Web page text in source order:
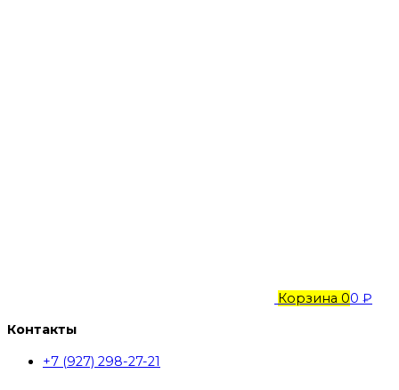
Корзина 00 ₽
Контакты
+7 (927) 298-27-21